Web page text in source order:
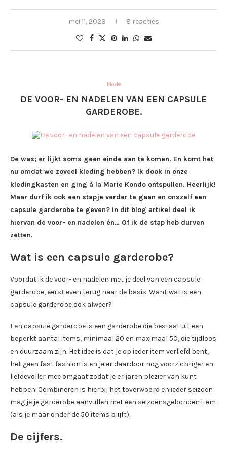
mei 11, 2023 8 reacties
Mode
DE VOOR- EN NADELEN VAN EEN CAPSULE
GARDEROBE.
De was; er lijkt soms geen einde aan te komen. En komt het
nu omdat we zoveel kleding hebben? Ik dook in onze
kledingkasten en ging á la Marie Kondo ontspullen. Heerlijk!
Maar durf ik ook een stapje verder te gaan en onszelf een
capsule garderobe te geven? In dit blog artikel deel ik
hiervan de voor- en nadelen én… Of ik de stap heb durven
zetten.
Wat is een capsule garderobe?
Voordat ik de voor- en nadelen met je deel van een capsule
garderobe, eerst even terug naar de basis. Want wat is een
capsule garderobe ook alweer?
Een capsule garderobe is een garderobe die bestaat uit een
beperkt aantal items, minimaal 20 en maximaal 50, die tijdloos
en duurzaam zijn. Het idee is dat je op ieder item verliefd bent,
het geen fast fashion is en je er daardoor nog voorzichtiger en
liefdevoller mee omgaat zodat je er jaren plezier van kunt
hebben. Combineren is hierbij het toverwoord en ieder seizoen
mag je je garderobe aanvullen met een seizoensgebonden item
(als je maar onder de 50 items blijft).
De cijfers.